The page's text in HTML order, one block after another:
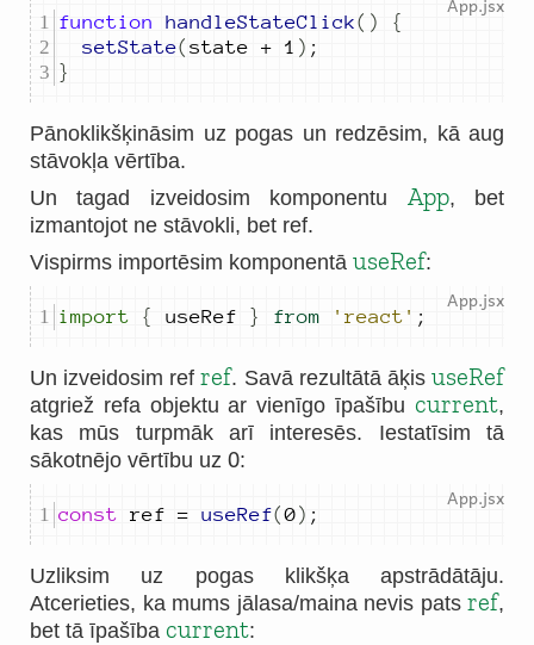
function handleStateClick()
{
setState( state + 1 ) ;
}
Pānoklikšķināsim uz pogas un redzēsim, kā aug
stāvokļa vērtība.
Un tagad izveidosim komponentu App, bet
izmantojot ne stāvokli, bet ref.
Vispirms importēsim komponentā useRef:
import { useRef } from 'react' ;
Un izveidosim refref. Savā rezultātā āķisuseRef
atgriež refa objektu ar vienīgo īpašību current,
kas mūs turpmāk arī interesēs. Iestatīsim tā
sākotnējo vērtību uz 0:
const ref = useRef(0) ;
Uzliksim uz pogas klikšķa apstrādātāju.
Atcerieties, ka mums jālasa/maina nevis pats ref,
bet tā īpašība current: